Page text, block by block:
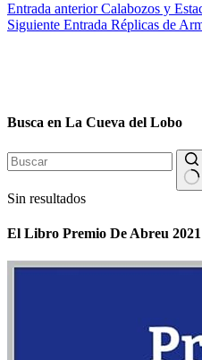
Entrada anteriorCalabozos y
Siguiente Entrada Réplicas de
Busca en La Cueva del Lobo
Sin resultados
El Libro Premio De Abreu 2021